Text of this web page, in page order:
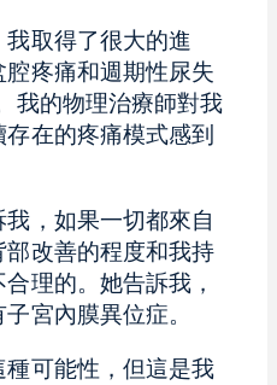
取得了很大的進
疼痛和週期性尿失
我的物理治療師對我
在的疼痛模式感到
，如果一切都來自
改善的程度和我持
理的。她告訴我，
宮內膜異位症。
可能性，但這是我